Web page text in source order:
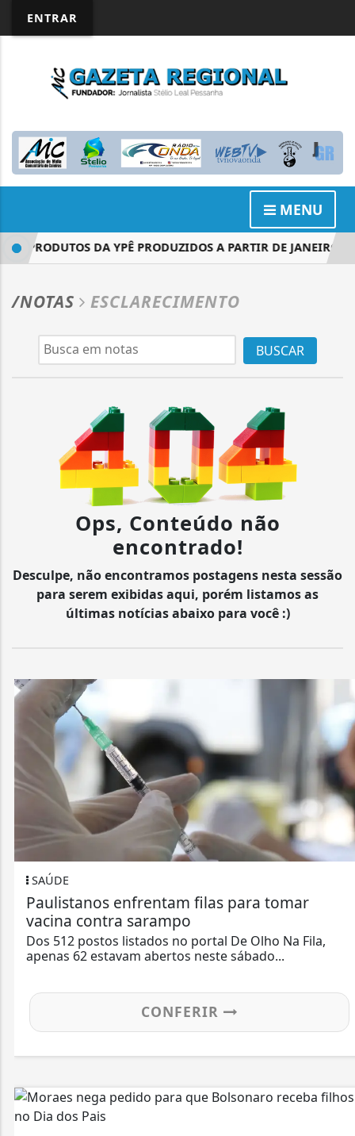
ENTRAR
MENU
PRODUTOS DA YPÊ PRODUZIDOS A PARTIR DE JANEIRO DE
/NOTAS ESCLARECIMENTO
BUSCAR
Ops, Conteúdo não
encontrado!
Desculpe, não encontramos postagens nesta sessão
para serem exibidas aqui, porém listamos as
últimas notícias abaixo para você :)
SAÚDE
Paulistanos enfrentam filas para tomar
vacina contra sarampo
Dos 512 postos listados no portal De Olho Na Fila,
apenas 62 estavam abertos neste sábado...
CONFERIR